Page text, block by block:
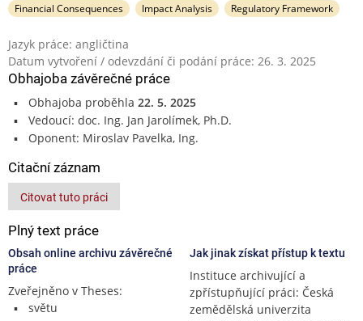
Financial Consequences
Impact Analysis Regulatory Framework
Jazyk práce: angličtina
Datum vytvoření / odevzdání či podání práce: 26. 3. 2025
Obhajoba závěrečné práce
Obhajoba proběhla 22. 5. 2025
Vedoucí: doc. Ing. Jan Jarolímek, Ph.D.
Oponent: Miroslav Pavelka, Ing.
Citační záznam
Citovat tuto práci
Plný text práce
Obsah online archivu závěrečné
práce
Zveřejněno v Theses:
světu
Jak jinak získat přístup k textu
Instituce archivující a
zpřístupňující práci: Česká
zemědělská univerzita